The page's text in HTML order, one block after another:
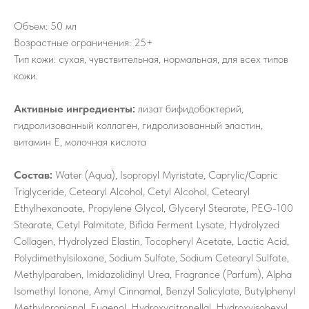
Объем: 50 мл
Возрастные ограничения: 25+
Тип кожи: сухая, чувствительная, нормальная, для всех типов
кожи.
Активные ингредиенты: лизат бифидобактерий,
гидролизованный коллаген, гидролизованный эластин,
витамин Е, молочная кислота
Состав: Water (Aqua), Isopropyl Myristate, Caprylic/Capric
Triglyceride, Cetearyl Alcohol, Cetyl Alcohol, Cetearyl
Ethylhexanoate, Propylene Glycol, Glyceryl Stearate, PEG-100
Stearate, Cetyl Palmitate, Bifida Ferment Lysate, Hydrolyzed
Collagen, Hydrolyzed Elastin, Tocopheryl Acetate, Lactic Acid,
Polydimethylsiloxane, Sodium Sulfate, Sodium Cetearyl Sulfate,
Methylparaben, Imidazolidinyl Urea, Fragrance (Parfum), Alpha
Isomethyl Ionone, Amyl Cinnamal, Benzyl Salicylate, Butylphenyl